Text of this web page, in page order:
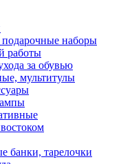
наборы
работы
за обувью
мультитулы
банки, тарелочки